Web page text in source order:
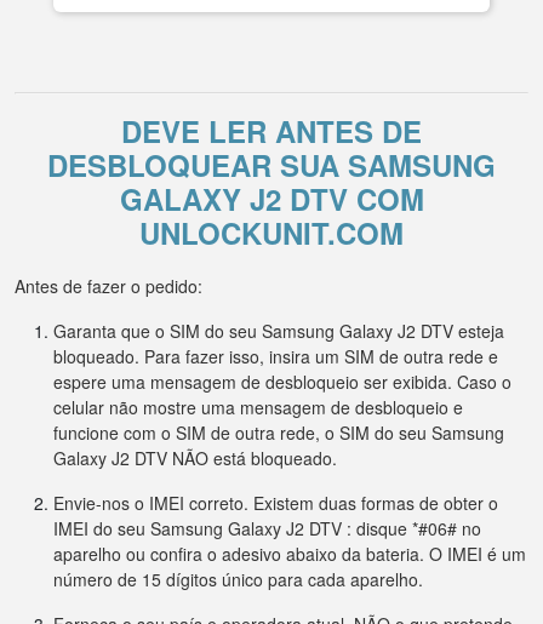
DEVE LER ANTES DE
DESBLOQUEAR SUA SAMSUNG
GALAXY J2 DTV COM
UNLOCKUNIT.COM
Antes de fazer o pedido:
Garanta que o SIM do seu Samsung Galaxy J2 DTV esteja
bloqueado. Para fazer isso, insira um SIM de outra rede e
espere uma mensagem de desbloqueio ser exibida. Caso o
celular não mostre uma mensagem de desbloqueio e
funcione com o SIM de outra rede, o SIM do seu Samsung
Galaxy J2 DTV NÃO está bloqueado.
Envie-nos o IMEI correto. Existem duas formas de obter o
IMEI do seu Samsung Galaxy J2 DTV : disque *#06# no
aparelho ou confira o adesivo abaixo da bateria. O IMEI é um
número de 15 dígitos único para cada aparelho.